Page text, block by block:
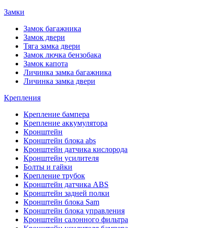
Замки
Замок багажника
Замок двери
Тяга замка двери
Замок лючка бензобака
Замок капота
Личинка замка багажника
Личинка замка двери
Крепления
Крепление бампера
Крепление аккумулятора
Кронштейн
Кронштейн блока abs
Кронштейн датчика кислорода
Кронштейн усилителя
Болты и гайки
Крепление трубок
Кронштейн датчика ABS
Кронштейн задней полки
Кронштейн блока Sam
Кронштейн блока управления
Кронштейн салонного фильтра